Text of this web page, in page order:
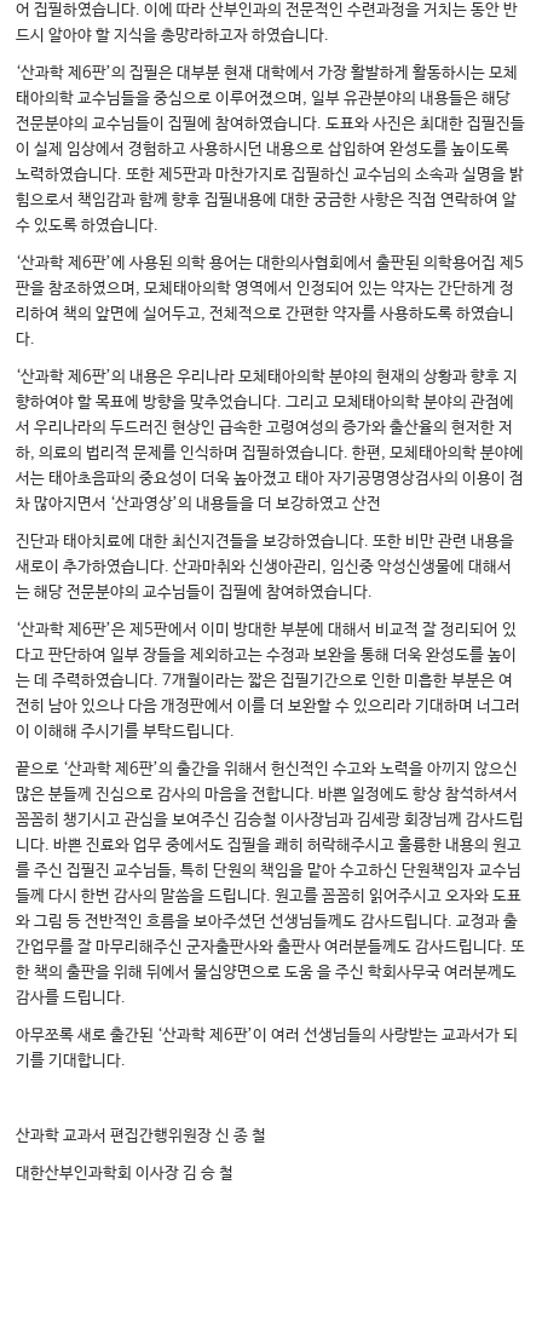
어 집필하였습니다. 이에 따라 산부인과의 전문적인 수련과정을 거치는 동안 반
드시 알아야 할 지식을 총망라하고자 하였습니다.
‘산과학 제6판’의 집필은 대부분 현재 대학에서 가장 활발하게 활동하시는 모체
태아의학 교수님들을 중심으로 이루어졌으며, 일부 유관분야의 내용들은 해당
전문분야의 교수님들이 집필에 참여하였습니다. 도표와 사진은 최대한 집필진들
이 실제 임상에서 경험하고 사용하시던 내용으로 삽입하여 완성도를 높이도록
노력하였습니다. 또한 제5판과 마찬가지로 집필하신 교수님의 소속과 실명을 밝
힘으로서 책임감과 함께 향후 집필내용에 대한 궁금한 사항은 직접 연락하여 알
수 있도록 하였습니다.
‘산과학 제6판’에 사용된 의학 용어는 대한의사협회에서 출판된 의학용어집 제5
판을 참조하였으며, 모체태아의학 영역에서 인정되어 있는 약자는 간단하게 정
리하여 책의 앞면에 실어두고, 전체적으로 간편한 약자를 사용하도록 하였습니
다.
‘산과학 제6판’의 내용은 우리나라 모체태아의학 분야의 현재의 상황과 향후 지
향하여야 할 목표에 방향을 맞추었습니다. 그리고 모체태아의학 분야의 관점에
서 우리나라의 두드러진 현상인 급속한 고령여성의 증가와 출산율의 현저한 저
하, 의료의 법리적 문제를 인식하며 집필하였습니다. 한편, 모체태아의학 분야에
서는 태아초음파의 중요성이 더욱 높아졌고 태아 자기공명영상검사의 이용이 점
차 많아지면서 ‘산과영상’의 내용들을 더 보강하였고 산전
진단과 태아치료에 대한 최신지견들을 보강하였습니다. 또한 비만 관련 내용을
새로이 추가하였습니다. 산과마취와 신생아관리, 임신중 악성신생물에 대해서
는 해당 전문분야의 교수님들이 집필에 참여하였습니다.
‘산과학 제6판’은 제5판에서 이미 방대한 부분에 대해서 비교적 잘 정리되어 있
다고 판단하여 일부 장들을 제외하고는 수정과 보완을 통해 더욱 완성도를 높이
는 데 주력하였습니다. 7개월이라는 짧은 집필기간으로 인한 미흡한 부분은 여
전히 남아 있으나 다음 개정판에서 이를 더 보완할 수 있으리라 기대하며 너그러
이 이해해 주시기를 부탁드립니다.
끝으로 ‘산과학 제6판’의 출간을 위해서 헌신적인 수고와 노력을 아끼지 않으신
많은 분들께 진심으로 감사의 마음을 전합니다. 바쁜 일정에도 항상 참석하셔서
꼼꼼히 챙기시고 관심을 보여주신 김승철 이사장님과 김세광 회장님께 감사드립
니다. 바쁜 진료와 업무 중에서도 집필을 쾌히 허락해주시고 훌륭한 내용의 원고
를 주신 집필진 교수님들, 특히 단원의 책임을 맡아 수고하신 단원책임자 교수님
들께 다시 한번 감사의 말씀을 드립니다. 원고를 꼼꼼히 읽어주시고 오자와 도표
와 그림 등 전반적인 흐름을 보아주셨던 선생님들께도 감사드립니다. 교정과 출
간업무를 잘 마무리해주신 군자출판사와 출판사 여러분들께도 감사드립니다. 또
한 책의 출판을 위해 뒤에서 물심양면으로 도움 을 주신 학회사무국 여러분께도
감사를 드립니다.
아무쪼록 새로 출간된 ‘산과학 제6판’이 여러 선생님들의 사랑받는 교과서가 되
기를 기대합니다.
산과학 교과서 편집간행위원장 신 종 철
대한산부인과학회 이사장 김 승 철